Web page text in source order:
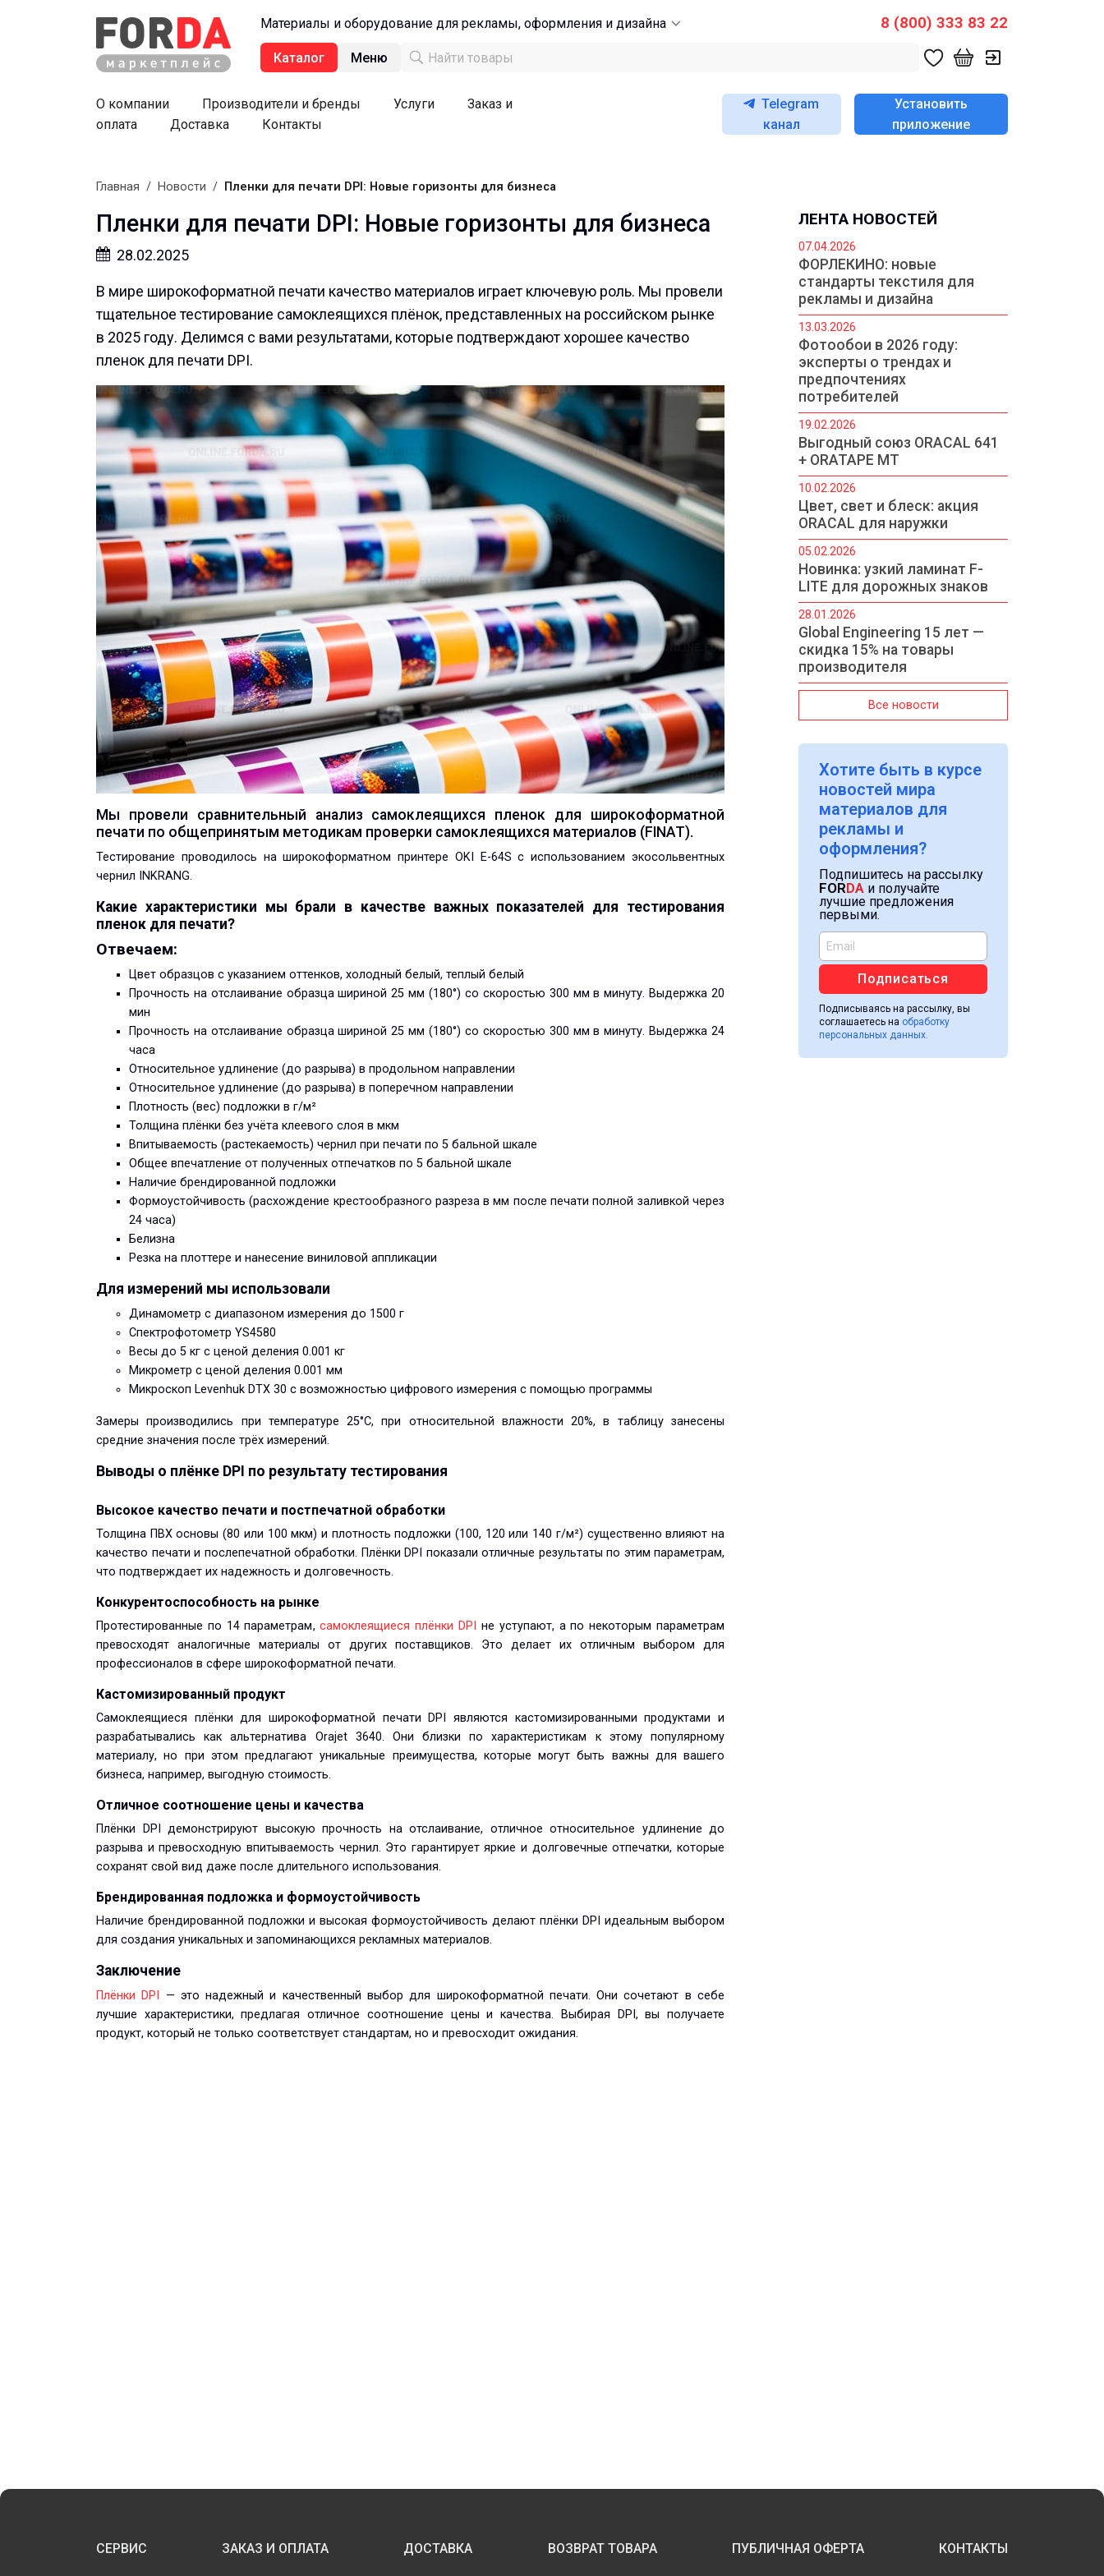
Материалы и оборудование для рекламы, оформления и дизайна 8 (800) 333 83 22
Каталог Меню
О компании Производители и бренды Услуги
Заказ и
оплата
Доставка Контакты
Telegram
канал
Установить
приложение
Главная / Новости / Пленки для печати DPI: Новые горизонты для бизнеса
Пленки для печати DPI: Новые горизонты для бизнеса
28.02.2025
В мире широкоформатной печати качество материалов играет ключевую роль. Мы провели
тщательное тестирование самоклеящихся плёнок, представленных на российском рынке
в 2025 году. Делимся с вами результатами, которые подтверждают хорошее качество
пленок для печати DPI.
Мы провели сравнительный анализ самоклеящихся пленок для широкоформатной
печати по общепринятым методикам проверки самоклеящихся материалов (FINAT).
Тестирование проводилось на широкоформатном принтере OKI E-64S с использованием экосольвентных
чернил INKRANG.
Какие характеристики мы брали в качестве важных показателей для тестирования
пленок для печати?
Отвечаем:
Цвет образцов с указанием оттенков, холодный белый, теплый белый
Прочность на отслаивание образца шириной 25 мм (180°) со скоростью 300 мм в минуту. Выдержка 20
мин
Прочность на отслаивание образца шириной 25 мм (180°) со скоростью 300 мм в минуту. Выдержка 24
часа
Относительное удлинение (до разрыва) в продольном направлении
Относительное удлинение (до разрыва) в поперечном направлении
Плотность (вес) подложки в г/м²
Толщина плёнки без учёта клеевого слоя в мкм
Впитываемость (растекаемость) чернил при печати по 5 бальной шкале
Общее впечатление от полученных отпечатков по 5 бальной шкале
Наличие брендированной подложки
Формоустойчивость (расхождение крестообразного разреза в мм после печати полной заливкой через
24 часа)
Белизна
Резка на плоттере и нанесение виниловой аппликации
Для измерений мы использовали
Динамометр с диапазоном измерения до 1500 г
Спектрофотометр YS4580
Весы до 5 кг с ценой деления 0.001 кг
Микрометр с ценой деления 0.001 мм
Микроскоп Levenhuk DTX 30 с возможностью цифрового измерения с помощью программы
Замеры производились при температуре 25°C, при относительной влажности 20%, в таблицу занесены
средние значения после трёх измерений.
Выводы о плёнке DPI по результату тестирования
Высокое качество печати и постпечатной обработки
Толщина ПВХ основы (80 или 100 мкм) и плотность подложки (100, 120 или 140 г/м²) существенно влияют на
качество печати и послепечатной обработки. Плёнки DPI показали отличные результаты по этим параметрам,
что подтверждает их надежность и долговечность.
Конкурентоспособность на рынке
Протестированные по 14 параметрам,самоклеящиеся плёнки DPI
не уступают, а по некоторым параметрам
превосходят аналогичные материалы от других поставщиков. Это делает их отличным выбором для
профессионалов в сфере широкоформатной печати.
Кастомизированный продукт
Самоклеящиеся плёнки для широкоформатной печати DPI являются кастомизированными продуктами и
разрабатывались как альтернатива Orajet 3640. Они близки по характеристикам к этому популярному
материалу, но при этом предлагают уникальные преимущества, которые могут быть важны для вашего
бизнеса, например, выгодную стоимость.
Отличное соотношение цены и качества
Плёнки DPI демонстрируют высокую прочность на отслаивание, отличное относительное удлинение до
разрыва и превосходную впитываемость чернил. Это гарантирует яркие и долговечные отпечатки, которые
сохранят свой вид даже после длительного использования.
Брендированная подложка и формоустойчивость
Наличие брендированной подложки и высокая формоустойчивость делают плёнки DPI идеальным выбором
для создания уникальных и запоминающихся рекламных материалов.
Заключение
Плёнки DPI
— это надежный и качественный выбор для широкоформатной печати. Они сочетают в себе
лучшие характеристики, предлагая отличное соотношение цены и качества. Выбирая DPI, вы получаете
продукт, который не только соответствует стандартам, но и превосходит ожидания.
ЛЕНТА НОВОСТЕЙ
07.04.2026
ФОРЛЕКИНО: новые
стандарты текстиля для
рекламы и дизайна
13.03.2026
Фотообои в 2026 году:
эксперты о трендах и
предпочтениях
потребителей
19.02.2026
Выгодный союз ORACAL 641
+ ORATAPE MT
10.02.2026
Цвет, свет и блеск: акция
ORACAL для наружки
05.02.2026
Новинка: узкий ламинат F-
LITE для дорожных знаков
28.01.2026
Global Engineering 15 лет —
скидка 15% на товары
производителя
Все новости
Хотите быть в курсе
новостей мира
материалов для
рекламы и
оформления?
Подпишитесь на рассылку
FORDA и получайте
лучшие предложения
первыми.
Подписаться
Подписываясь на рассылку, вы
соглашаетесь на обработку
персональных данных.
СЕРВИС ЗАКАЗ И ОПЛАТА ДОСТАВКА ВОЗВРАТ ТОВАРА ПУБЛИЧНАЯ ОФЕРТА КОНТАКТЫ